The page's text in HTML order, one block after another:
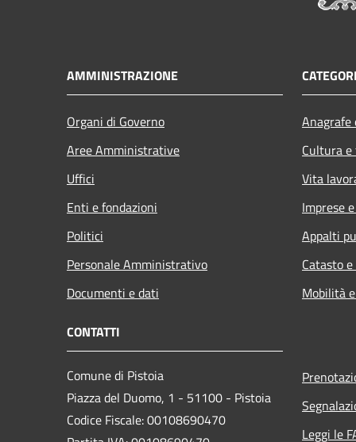
AMMINISTRAZIONE
Organi di Governo
Aree Amministrative
Uffici
Enti e fondazioni
Politici
Personale Amministrativo
Documenti e dati
Cultura
Vita
Imprese
Appalti
Catasto
Mobilità
CONTATTI
Comune di Pistoia
Piazza del Duomo, 1 - 51100 - Pistoia
Codice Fiscale: 00108690470
Leggi le